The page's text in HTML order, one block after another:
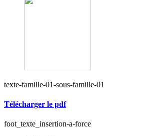
texte-famille-01-sous-famille-01
Télécharger le pdf
foot_texte_insertion-a-force